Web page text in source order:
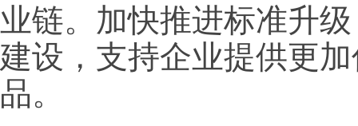
业链。加快推进标准升
建设，支持企业提供更
品。